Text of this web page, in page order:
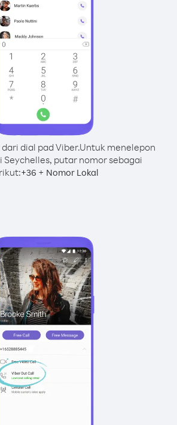
dial pad Viber.Untuk menelepon
Seychelles, putar nomor sebagai
+36 + Nomor Lokal